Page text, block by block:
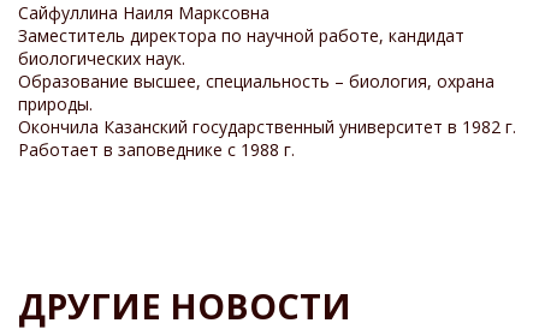
Сайфуллина Наиля Марксовна
Заместитель директора по научной работе, кандидат
биологических наук.
Образование высшее, специальность – биология, охрана
природы.
Окончила Казанский государственный университет в 1982 г.
Работает в заповеднике с 1988 г.
ДРУГИЕ НОВОСТИ